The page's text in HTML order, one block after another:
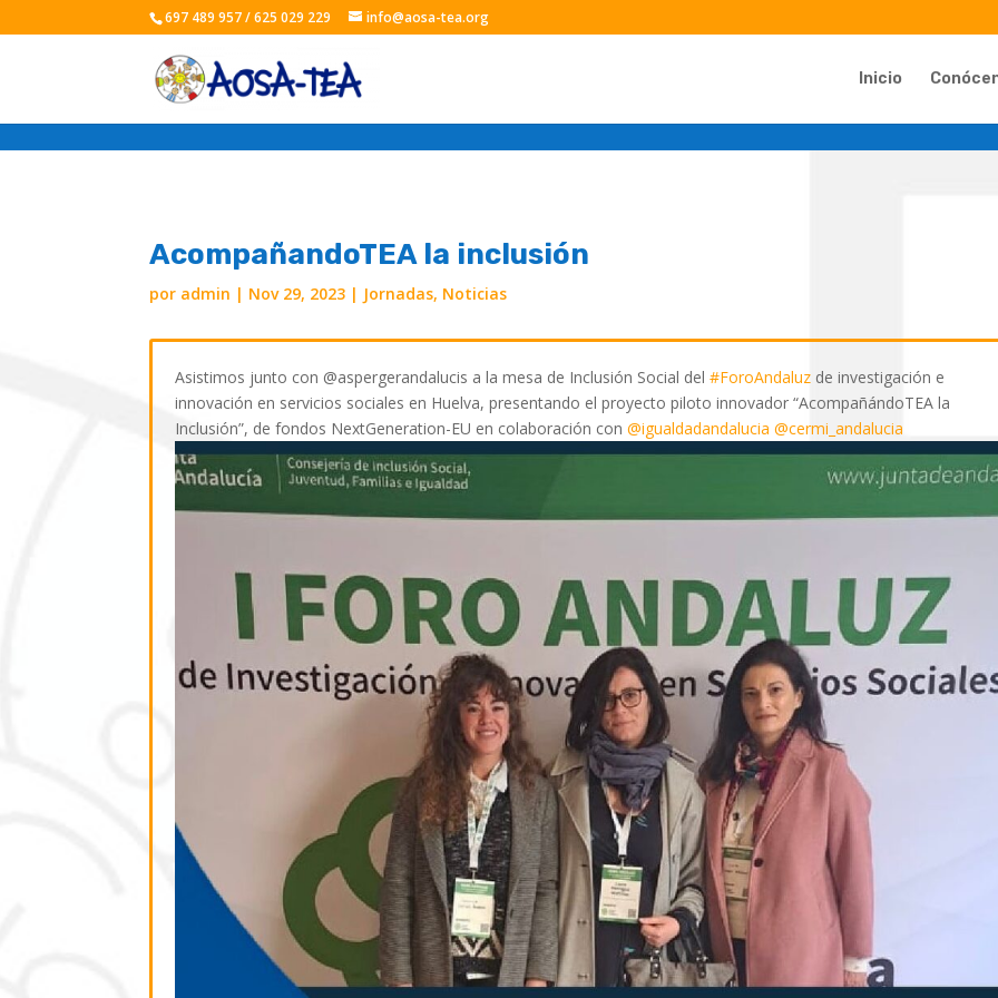
697 489 957 / 625 029 229 info@aosa-tea.org
Inicio
AcompañandoTEA la inclusión
por admin | Nov 29, 2023 | Jornadas, Noticias
Asistimos junto con @aspergerandalucis a la mesa de Inclusión Social del#ForoAndaluz de investigación e
innovación en servicios sociales en Huelva, presentando el proyecto piloto innovador “AcompañándoTEA la
Inclusión”, de fondos NextGeneration-EU en colaboración con@igualdadandalucia @cermi_andalucia